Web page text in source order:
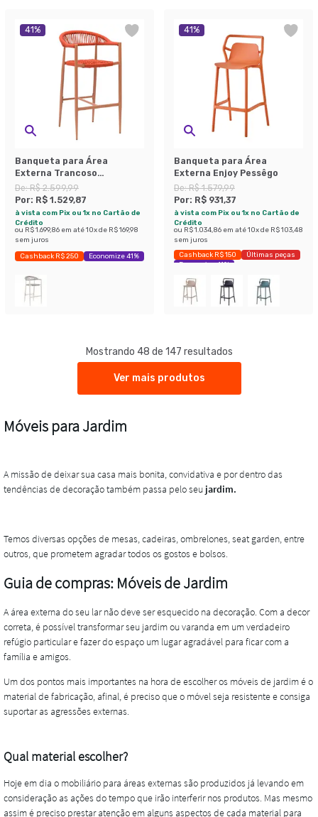
41%
Banqueta para Área
Externa Trancoso
Terracota e Castanho
De:R$ 2.599,99
Por: R$ 1.529,87
à vista com Pix ou 1x no Cartão de
Crédito
ou R$ 1.699,86 em até10x de R$ 169,98
sem juros
Cashback R$ 250 Economize 41%
41%
Banqueta para Área
Externa Enjoy Pessêgo
De:R$ 1.579,99
Por: R$ 931,37
à vista com Pix ou 1x no Cartão de
Crédito
ou R$ 1.034,86 em até10x de R$ 103,48
sem juros
Cashback R$ 150
Últimas peças
Economize 41%
Mostrando 48 de 147 resultados
Ver mais produtos